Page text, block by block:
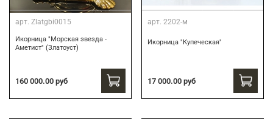
арт. Zlatgbi0015
Икорница "Морская звезда -
Аметист" (Златоуст)
160 000.00 руб
арт. 2202-м
Икорница "Купеческая"
17 000.00 руб